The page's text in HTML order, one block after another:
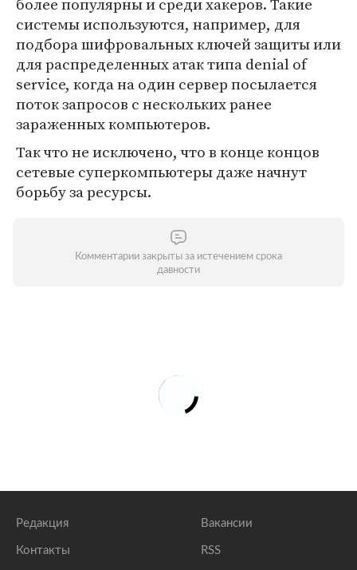
системы используются, например, для
подбора шифровальных ключей защиты или
для распределенных атак типа denial of
service, когда на один сервер посылается
поток запросов с нескольких ранее
зараженных компьютеров.
Так что не исключено, что в конце концов
сетевые суперкомпьютеры даже начнут
борьбу за ресурсы.
Комментарии закрыты за истечением срока
давности
Редакция
Контакты
Вакансии
RSS